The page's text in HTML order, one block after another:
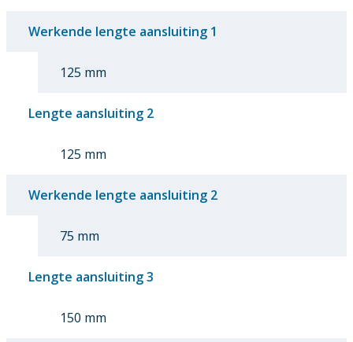
Werkende lengte aansluiting 1
125 mm
Lengte aansluiting 2
125 mm
Werkende lengte aansluiting 2
75 mm
Lengte aansluiting 3
150 mm